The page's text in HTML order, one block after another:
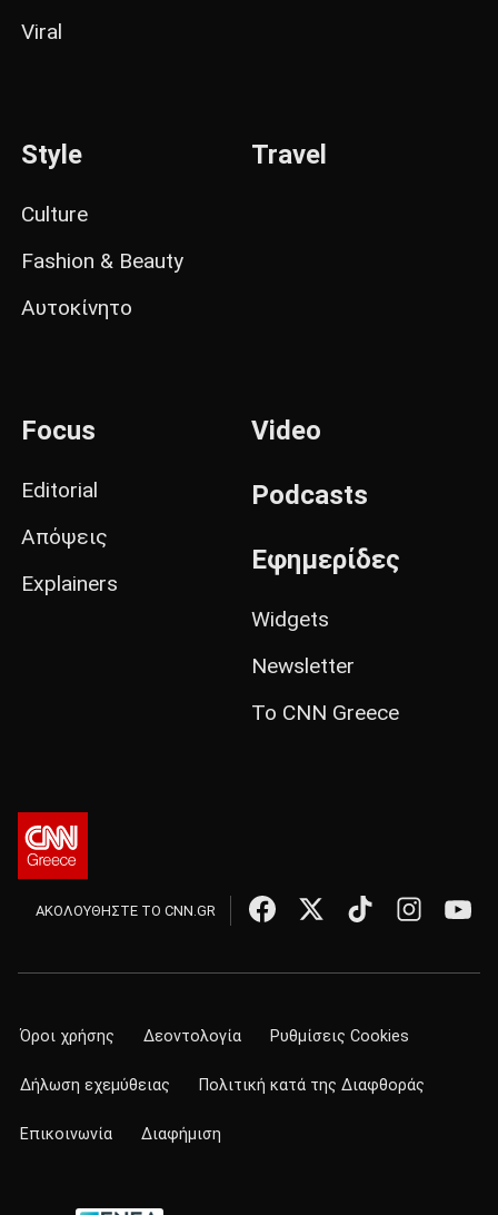
Viral
Style
Culture
Fashion & Beauty
Αυτοκίνητο
Travel
Focus
Editorial
Απόψεις
Explainers
Video
Podcasts
Εφημερίδες
Widgets
Newsletter
Το CNN Greece
ΑΚΟΛΟΥΘΗΣΤΕ ΤΟ CNN.GR
Όροι χρήσης Δεοντολογία Ρυθμίσεις Cookies
Δήλωση εχεμύθειας Πολιτική κατά της Διαφθοράς
Επικοινωνία Διαφήμιση